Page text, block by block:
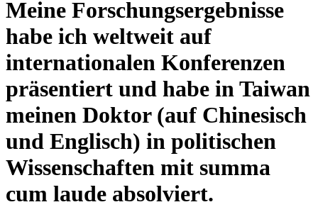
Meine Forschungsergebnisse
habe ich weltweit auf
internationalen Konferenzen
präsentiert und habe in Taiwan
meinen Doktor (auf Chinesisch
und Englisch) in politischen
Wissenschaften mit summa
cum laude absolviert.